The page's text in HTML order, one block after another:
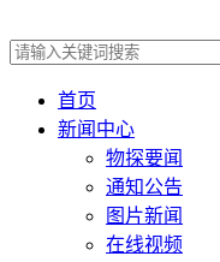
首页
新闻中心
物探要闻
通知公告
图片新闻
在线视频